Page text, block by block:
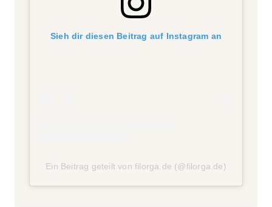
Sieh dir diesen Beitrag auf Instagram an
Ein Beitrag geteilt von filorga.de (@filorga.de)